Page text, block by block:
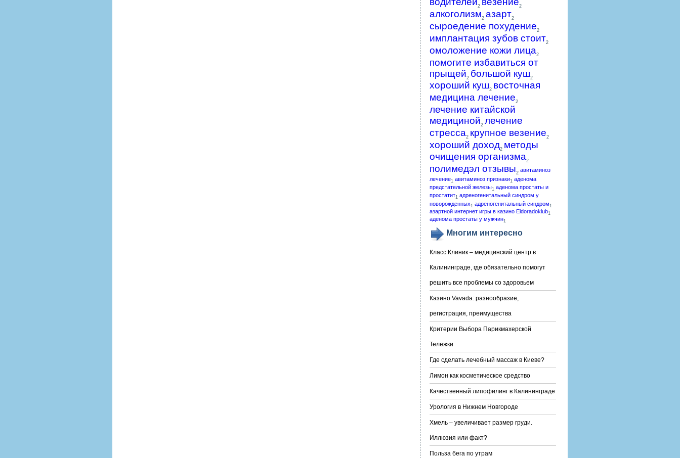
2 2
алкоголизм2 азарт2
сыроедение похудение2
имплантация зубов стоит2
омоложение кожи лица2
помогите избавиться от
прыщей2 большой куш2
хороший куш2 восточная
медицина лечение2
лечение китайской
медициной2 лечение
стресса2 крупное везение2
хороший доход2 методы
очищения организма2
полимедэл отзывы2 авитаминоз
лечение1 авитаминоз признаки1 аденома
предстательной железы1 аденома простаты и
простатит1 адреногенитальный синдром у
новорожденных 1 адреногенитальный синдром 1
азартной интернет игры в казино Eldoradoklub1
аденома простаты у мужчин1
Многим интересно
Класс Клиник – медицинский центр в
Калининграде, где обязательно помогут
решить все проблемы со здоровьем
Казино Vavada: разнообразие,
регистрация, преимущества
Критерии Выбора Парикмахерской
Тележки
Где сделать лечебный массаж в Киеве?
Лимон как косметическое средство
Качественный липофилинг в Калининграде
Урология в Нижнем Новгороде
Хмель – увеличивает размер груди.
Иллюзия или факт?
Польза бега по утрам